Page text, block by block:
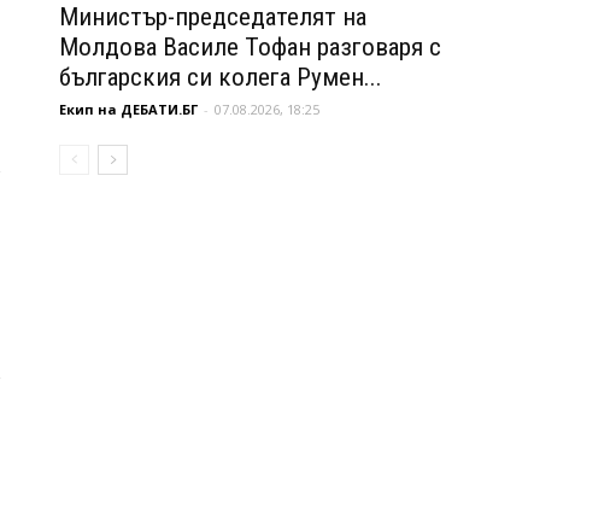
Министър-председателят на
Молдова Василе Тофан разговаря с
българския си колега Румен...
Екип на ДЕБАТИ.БГ - 07.08.2026, 18:25